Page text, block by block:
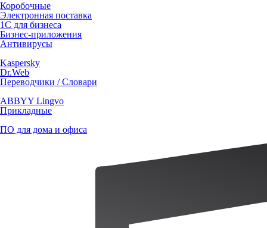
Коробочные
Электронная поставка
1С для бизнеса
Бизнес-приложения
Антивирусы
Kaspersky
Dr.Web
Переводчики / Словари
ABBYY Lingvo
Прикладные
ПО для дома и офиса